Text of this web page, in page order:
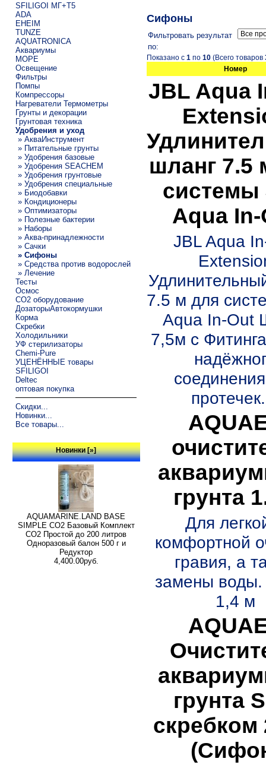
SFILIGOI МГ+Т5
ADA
EHEIM
TUNZE
AQUATRONICA
Аквариумы
МОРЕ
Освещение
Фильтры
Помпы
Компрессоры
Нагреватели Термометры
Грунты и декорации
Грунтовая техника
Удобрения и уход
» АкваИнструмент
» Питательные грунты
» Удобрения базовые
» Удобрения SEACHEM
» Удобрения грунтовые
» Удобрения специальные
» Биодобавки
» Кондиционеры
» Оптимизаторы
» Полезные бактерии
» Наборы
» Аква-принадлежности
» Сачки
» Сифоны
» Средства против водорослей
» Лечение
Тесты
Осмос
CO2 оборудование
ДозаторыАвтокормушки
Корма
Скребки
Холодильники
УФ стерилизаторы
Chemi-Pure
УЦЕНЁННЫЕ товары
SFILIGOI
Deltec
оптовая покупка
Скидки...
Новинки...
Все товары...
Новинки [»]
AQUAMARINE.LAND BASE
SIMPLE СО2 Базовый Комплект
СО2 Простой до 200 литров
Одноразовый балон 500 г и
Редуктор
4,400.00руб.
Сифоны
Фильтровать результат
по:
Показано с 1по 10(Всего товаров
Номер
JBL Aqua
шланг 7.5
системы
Aqua
JBL Aqua
7.5 м для
Aqua In-Out
7,5м с
грунта
Для
комфортной
гравия, а
замены
1,4 м
грунта
скребком